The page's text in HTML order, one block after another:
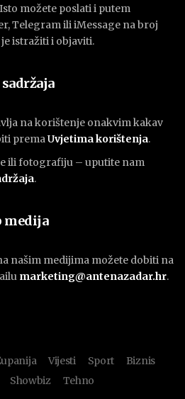
možete poslati i putem
Telegram ili iMessage na broj
je istražiti i objaviti.
na korištenje onakvim kakav
premaUvjetima korištenja.
ili fotografiju – uputite nam
.
medija
našim medijima možete dobiti na
marketing@antenazadar.hr.
Vijesti Sport
Biznis
Showbiz Tehno